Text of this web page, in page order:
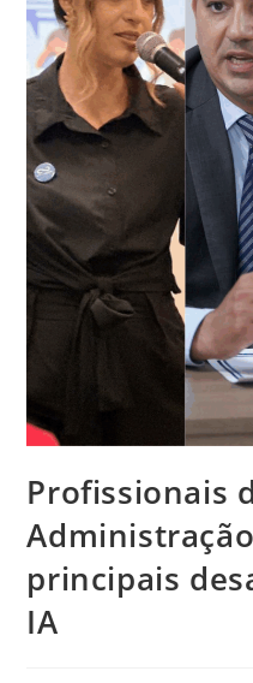
Profissionais
principais
IA